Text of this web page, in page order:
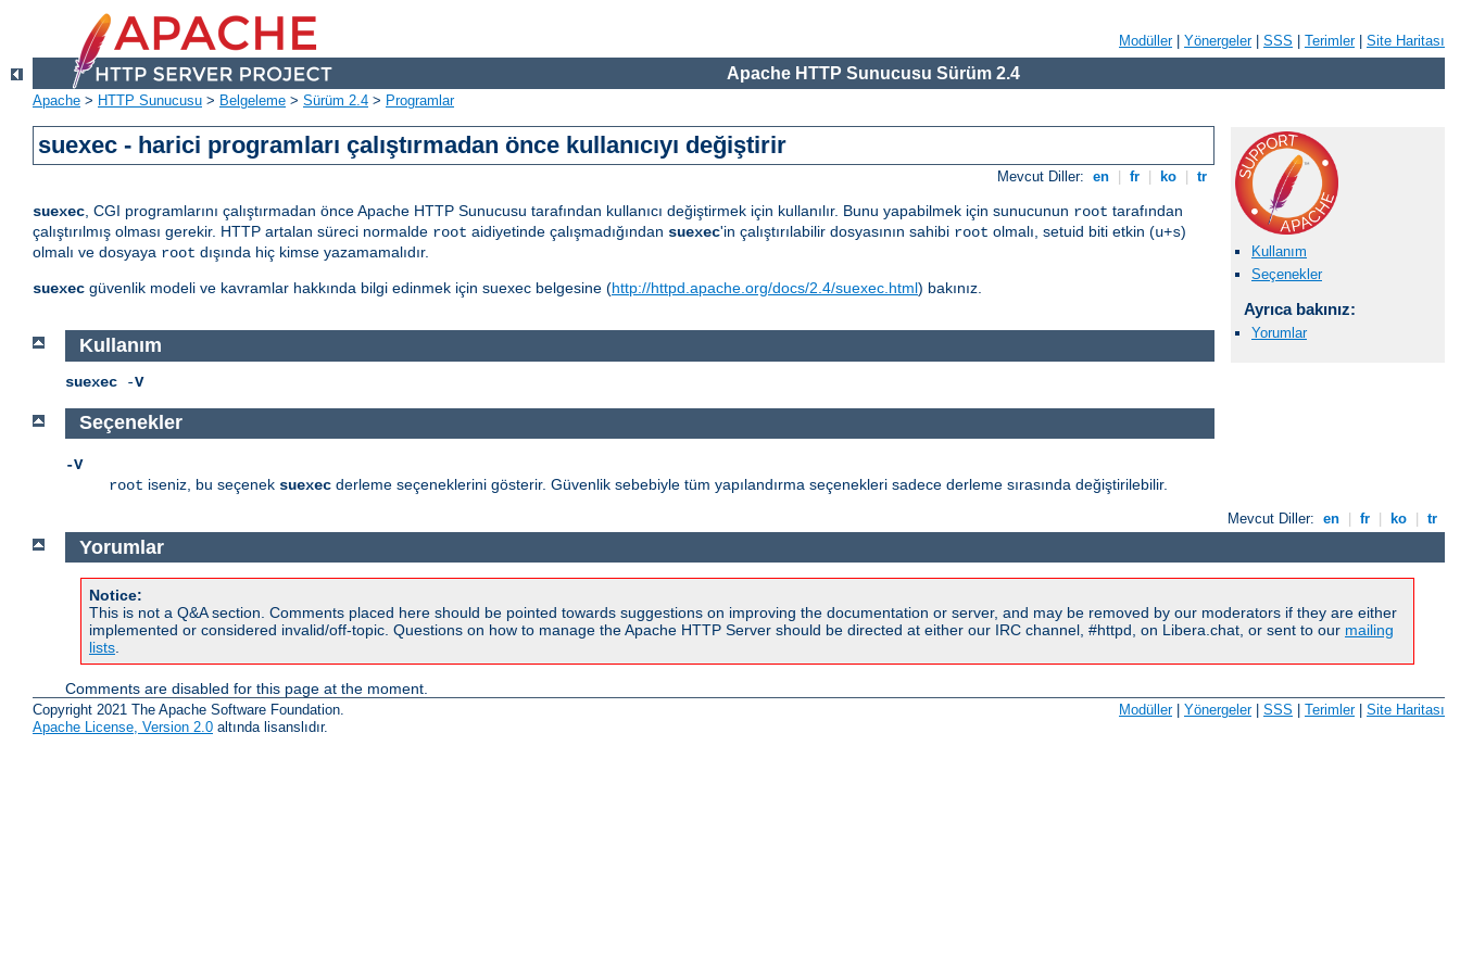
Modüller| Yönergeler| SSS Terimler| Site Haritası
Apache HTTP Sunucusu Sürüm 2.4
Apache > HTTP Sunucusu > Belgeleme > Sürüm 2.4 > Programlar
suexec - harici programları çalıştırmadan önce kullanıcıyı değiştirir
Mevcut Diller: en fr ko tr
suexec, CGI programlarını çalıştırmadan önce Apache HTTP Sunucusu tarafından kullanıcı değiştirmek için kullanılır. Bunu yapabilmek için sunucunun root tarafından
çalıştırılmış olması gerekir. HTTP artalan süreci normalde root aidiyetinde çalışmadığından suexec'in çalıştırılabilir dosyasının sahibi root olmalı, setuid biti etkin (u+s)
olmalı ve dosyaya root dışında hiç kimse yazamamalıdır.
suexec güvenlik modeli ve kavramlar hakkında bilgi edinmek için suexec belgesine (http://httpd.apache.org/docs/2.4/suexec.html) bakınız.
Kullanım
Seçenekler
Ayrıca bakınız:
Yorumlar
Kullanım
suexec -V
Seçenekler
-V
root iseniz, bu seçenek suexec derleme seçeneklerini gösterir. Güvenlik sebebiyle tüm yapılandırma seçenekleri sadece derleme sırasında değiştirilebilir.
Mevcut Diller: en fr ko tr
Yorumlar
Notice:
This is not a Q&A section. Comments placed here should be pointed towards suggestions on improving the documentation or server, and may be removed by our moderators if they are either
implemented or considered invalid/off-topic. Questions on how to manage the Apache HTTP Server should be directed at either our IRC channel, #httpd, on Libera.chat, or sent to our mailing
lists.
Comments are disabled for this page at the moment.
Copyright 2021 The Apache Software Foundation.
Apache License, Version 2.0 altında lisanslıdır.
Modüller| Yönergeler| SSS Terimler| Site Haritası